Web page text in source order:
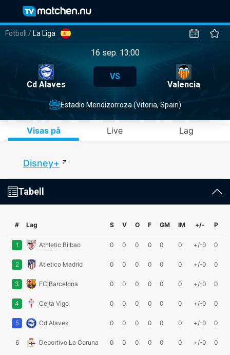
Fotboll / La Liga
16 sep. 13:00
Cd Alaves
VS
Valencia
Estadio Mendizorroza (Vitoria, Spain)
Visas på Live Lag
Disney+
Tabell
# Lag S V O F GM IM +/- P
1 Athletic Bilbao 0 0 0 0 0 0 +/-0 0
2 Atletico Madrid 0 0 0 0 0 0 +/-0 0
3 FC Barcelona 0 0 0 0 0 0 +/-0 0
4 Celta Vigo 0 0 0 0 0 0 +/-0 0
5 Cd Alaves 0 0 0 0 0 0 +/-0 0
6 Deportivo La Coruna 0 0 0 0 0 0 +/-0 0